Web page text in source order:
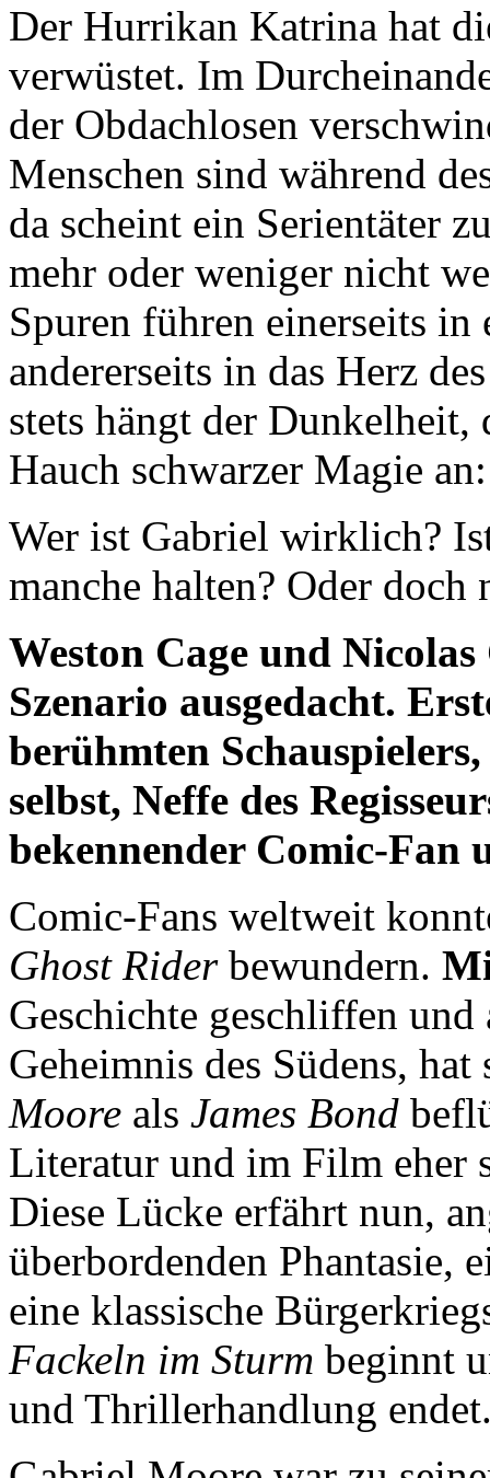
Der Hurrikan Katrina hat
verwüstet. Im
der Obdachlosen
Menschen sind während
da scheint ein Serientäter
mehr oder weniger nicht
Spuren führen einerseits
andererseits in das Herz
stets hängt der Dunkelheit,
Hauch schwarzer Magie
Wer ist Gabriel wirklich?
manche halten? Oder doch
Weston Cage und Nicolas
Szenario ausgedacht.
berühmten
selbst, Neffe des
bekennender Comic-Fan
Comic-Fans weltweit
Ghost Riderbewundern.
Geschichte geschliffen und
Geheimnis des Südens,
Moore als James Bond
Literatur und im Film eher
Diese Lücke erfährt nun,
überbordenden Phantasie,
eine klassische
Fackeln im Sturm beginnt
und Thrillerhandlung